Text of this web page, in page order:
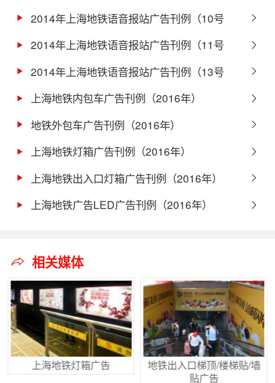
2014年上海地铁语音报站广告刊例（10号
线）
2014年上海地铁语音报站广告刊例（11号
线）
2014年上海地铁语音报站广告刊例（13号
线）
上海地铁内包车广告刊例（2016年）
地铁外包车广告刊例（2016年）
上海地铁灯箱广告刊例（2016年）
上海地铁出入口灯箱广告刊例（2016年）
上海地铁广告LED广告刊例（2016年）
相关媒体
上海地铁灯箱广告
地铁出入口梯顶/楼梯贴/墙
贴广告